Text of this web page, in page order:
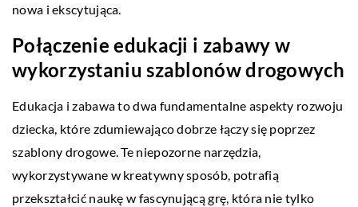
nowa i ekscytująca.
Połączenie edukacji i zabawy w
wykorzystaniu szablonów drogowych
Edukacja i zabawa to dwa fundamentalne aspekty rozwoju
dziecka, które zdumiewająco dobrze łączy się poprzez
szablony drogowe. Te niepozorne narzędzia,
wykorzystywane w kreatywny sposób, potrafią
przekształcić naukę w fascynującą grę, która nie tylko